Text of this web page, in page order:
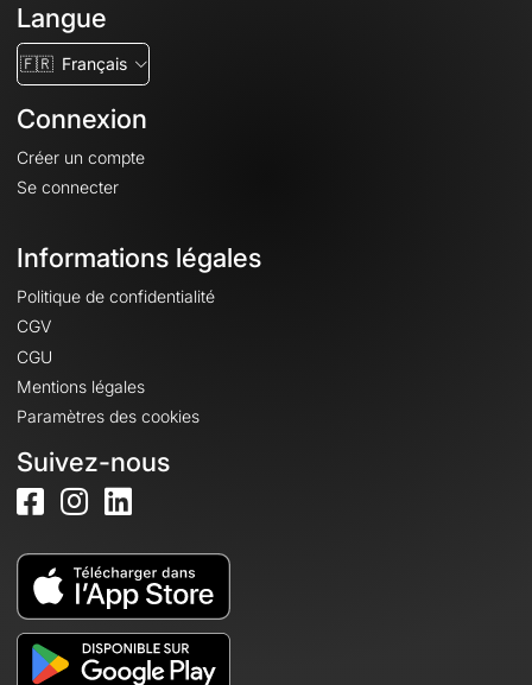
Langue
🇫🇷 Français
Connexion
Créer un compte
Se connecter
Informations légales
Politique de confidentialité
CGV
CGU
Mentions légales
Paramètres des cookies
Suivez-nous